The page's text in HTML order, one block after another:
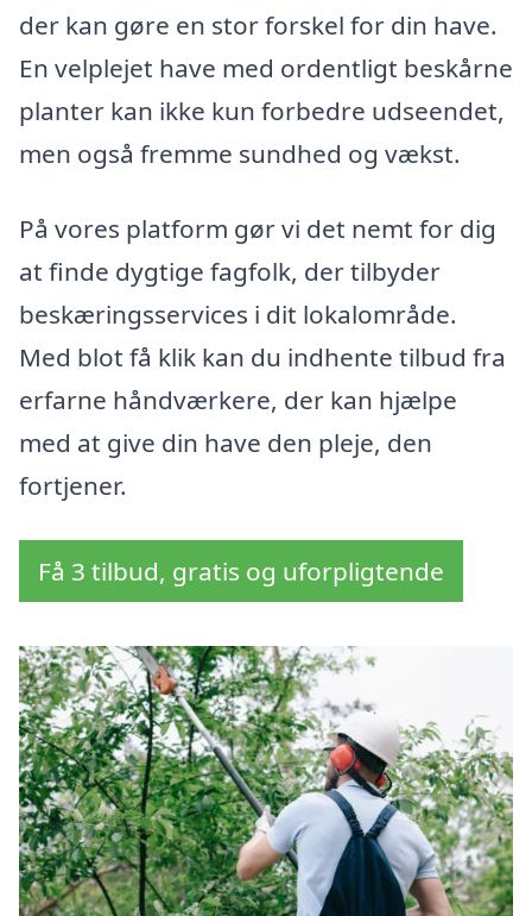
der kan gøre en stor forskel for din have.
En velplejet have med ordentligt beskårne
planter kan ikke kun forbedre udseendet,
men også fremme sundhed og vækst.
På vores platform gør vi det nemt for dig
at finde dygtige fagfolk, der tilbyder
beskæringsservices i dit lokalområde.
Med blot få klik kan du indhente tilbud fra
erfarne håndværkere, der kan hjælpe
med at give din have den pleje, den
fortjener.
Få 3 tilbud, gratis og uforpligtende